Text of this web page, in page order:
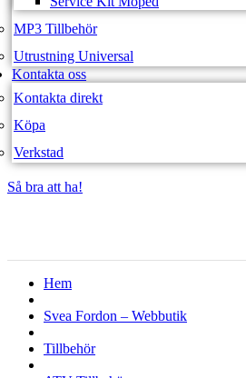
MP3 Tillbehör
Utrustning Universal
Kontakta oss
Kontakta direkt
Köpa
Verkstad
Så bra att ha!
Hem
Svea Fordon – Webbutik
Tillbehör